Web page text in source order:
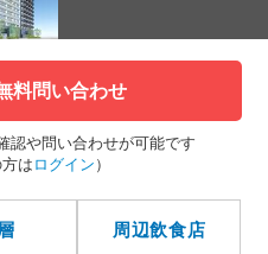
料問い合わせ
認や問い合わせが可能です
方は ログイン ）
周辺飲食店